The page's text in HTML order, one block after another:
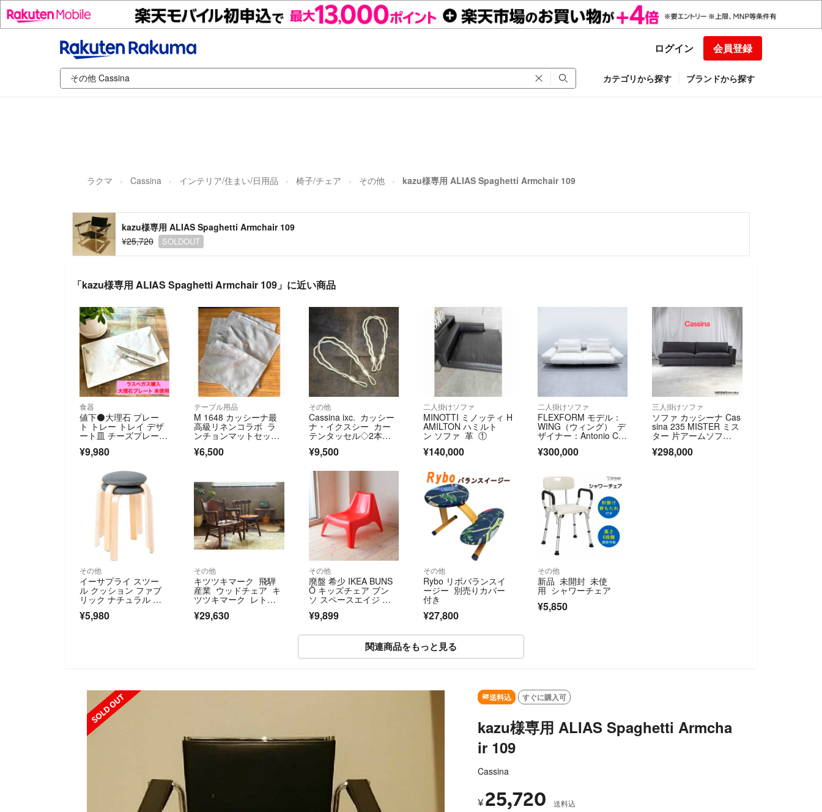
ログイン 会員登録
カテゴリから探す ブランドから探す
ラクマ Cassina インテリア/住まい/日用品 椅子/チェア その他 kazu様専用 ALIAS Spaghetti Armchair 109
kazu様専用 ALIAS Spaghetti Armchair 109
¥25,720
SOLDOUT
「kazu様専用 ALIAS Spaghetti Armchair 109」に近い商品
食器
値下⚫️大理石 プレー
ト トレー トレイ デザ
ート皿 チーズプレー
ト 皿 大理石プレート
¥9,980
テーブル用品
M 1648 カッシーナ最
高級リネンコラボ ラ
ンチョンマットセッ
ト マルチクロス
¥6,500
その他
Cassina ixc. カッシー
ナ・イクスシー カー
テンタッセル◇2本セ
ット
¥9,500
二人掛けソファ
MINOTTI ミノッティ H
AMILTON ハミルト
ン ソファ 革 ①
¥140,000
二人掛けソファ
FLEXFORM モデル：
WING（ウィング） デ
ザイナー：Antonio Citt
erio（アントニオ・チ
ッテリオ）
¥300,000
三人掛けソファ
ソファ カッシーナ Cas
sina 235 MISTER ミス
ター 片アームソフ
ァ ナロウアーム ◆東
京都内限定配送◆ ファ
¥298,000
その他
イーサプライ スツー
ル クッション ファブ
リック ナチュラル ス
成品 2脚セット ブラッ
¥5,980
その他
キツツキマーク 飛騨
産業 ウッドチェア キ
ツツキマーク レト
¥29,630
その他
廃盤 希少 IKEA BUNS
Ö キッズチェア ブン
ソ スペースエイジ レ
¥9,899
その他
Rybo リボバランスイ
ージー 別売りカバー
付き
¥27,800
その他
新品 未開封 未使
用 シャワーチェア
¥5,850
関連商品をもっと見る
SOLD OUT
送料込 すぐに購入可
kazu様専用 ALIAS Spaghetti Armcha
ir 109
Cassina
¥ 25,720 送料込